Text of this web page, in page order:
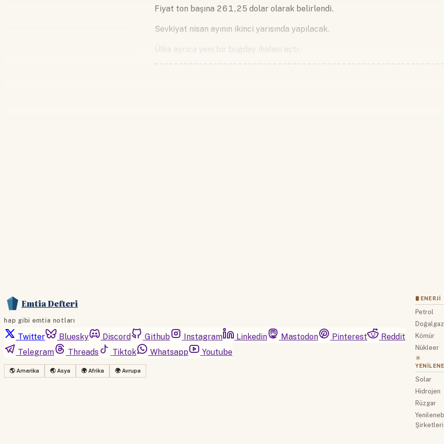
Fiyat ton başına 261,25 dolar olarak belirlendi.
Sevkiyat nisan ayının ikinci yarısında yapılacak.
Ülke ayrıca yeni bir buğday ihalesi açtı.
Emtia Defteri
hap gibi emtia notları
Twitter Bluesky Discord Github Instagram Linkedin Mastodon Pinterest
Reddit
Telegram
Threads Tiktok Whatsapp Youtube
🌎 Amerika 🌏 Asya 🌍 Afrika 🌍 Avrupa
🛢 ENERJI
Petrol
Doğalgaz
Kömür
Nükleer
☀️
Solar
Hidrojen
Rüzgar
Şirketleri